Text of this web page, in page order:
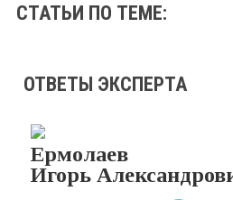
СТАТЬИ ПО ТЕМЕ:
ОТВЕТЫ ЭКСПЕРТА
Ермолаев
Игорь